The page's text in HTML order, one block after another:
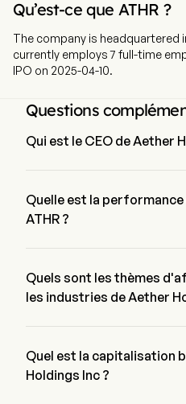
Qu’est-ce que ATHR ?
The company is headquartered
currently employs 7 full-time
IPO on 2025-04-10.
Questions
Qui est le CEO de Aether
Quelle est la
ATHR ?
Quels sont les thèmes
les industries de Aether
Quel est la capitalisation
Holdings Inc ?